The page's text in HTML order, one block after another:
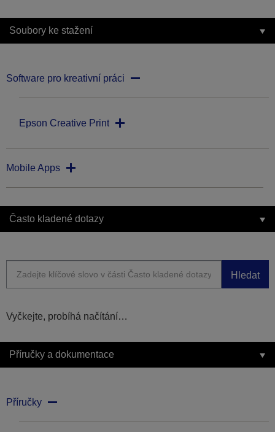
Soubory ke stažení
Software pro kreativní práci
Epson Creative Print
Mobile Apps
Často kladené dotazy
Hledat
Vyčkejte, probíhá načítání…
Příručky a dokumentace
Příručky